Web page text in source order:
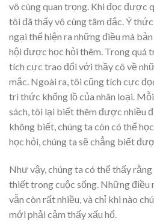
vô cùng quan trọng. Khi đọc được
tôi đã thấy vô cùng tâm đắc. Ý
ngại thể hiện ra những điều mà
hội được học hỏi thêm. Trong quá
tích cực trao đổi với thầy cô về
mắc. Ngoài ra, tôi cũng tích cực
tri thức khổng lồ của nhân loại.
sách, tôi lại biết thêm được nhiều
không biết, chúng ta còn có thể
học hỏi, chúng ta sẽ chẳng biết
Như vậy, chúng ta có thể thấy
thiết trong cuộc sống. Những
vẫn còn rất nhiều, và chỉ khi nào
mới phải cảm thấy xấu hổ.